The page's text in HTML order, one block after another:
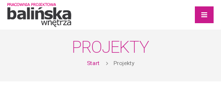
PROJEKTY
Start Projekty